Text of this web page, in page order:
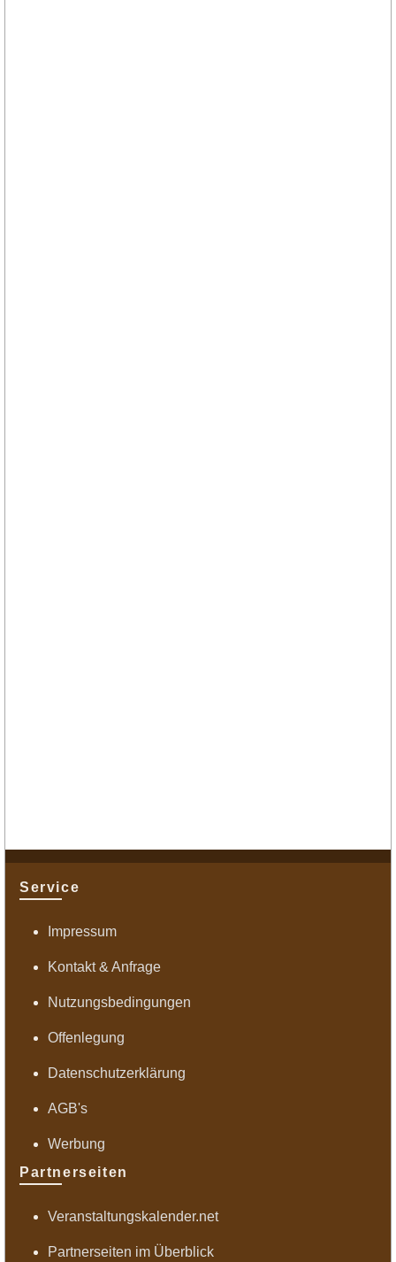
Service
Impressum
Kontakt & Anfrage
Nutzungsbedingungen
Offenlegung
Datenschutzerklärung
AGB's
Werbung
Partnerseiten
Veranstaltungskalender.net
Partnerseiten im Überblick